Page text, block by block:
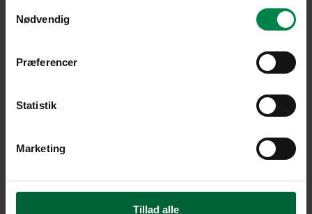
Nødvendig
Præferencer
Statistik
Marketing
Tillad alle